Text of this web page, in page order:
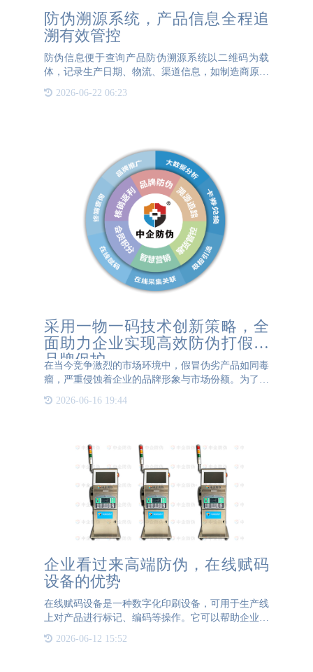
防伪溯源系统，产品信息全程追
溯有效管控
防伪信息便于查询产品防伪溯源系统以二维码为载
体，记录生产日期、物流、渠道信息，如制造商原材
形式读取输入数据。消费者可以通过扫描二维码判断
2026-06-22 06:23
采用一物一码技术创新策略，全
面助力企业实现高效防伪打假与
品牌保护
在当今竞争激烈的市场环境中，假冒伪劣产品如同毒
瘤，严重侵蚀着企业的品牌形象与市场份额。为了有
技术创新策略，以实现高效防伪打假与品牌保护。
2026-06-16 19:44
企业看过来高端防伪，在线赋码
设备的优势
在线赋码设备是一种数字化印刷设备，可用于生产线
上对产品进行标记、编码等操作。它可以帮助企业提
高生产效率和质量，同时还具有其他许多好处。以下
是围绕企业使用在线赋码设备的优点的详细介绍。提
2026-06-12 15:52